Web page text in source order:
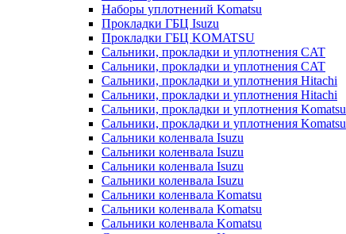
Наборы уплотнений Komatsu
Прокладки ГБЦ Isuzu
Прокладки ГБЦ KOMATSU
Сальники, прокладки и уплотнения CAT
Сальники, прокладки и уплотнения CAT
Сальники, прокладки и уплотнения Hitachi
Сальники, прокладки и уплотнения Hitachi
Сальники, прокладки и уплотнения Komatsu
Сальники, прокладки и уплотнения Komatsu
Сальники коленвала Isuzu
Сальники коленвала Isuzu
Сальники коленвала Isuzu
Сальники коленвала Isuzu
Сальники коленвала Komatsu
Сальники коленвала Komatsu
Сальники коленвала Komatsu